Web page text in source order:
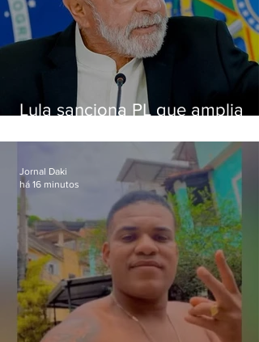
Lula sanciona PL que amplia
crianças
Jornal Daki
há 16 minutos